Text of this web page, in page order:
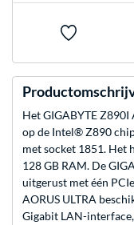
Het GIGABYTE Z890I
op de Intel® Z890
met socket 1851. Het
128 GB RAM. De
uitgerust met één
AORUS ULTRA
Gigabit LAN-